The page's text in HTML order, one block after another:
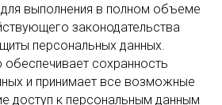
выполнения в полном объеме
законодательства
персональных данных.
обеспечивает сохранность
и принимает все возможные
доступ к персональным данным